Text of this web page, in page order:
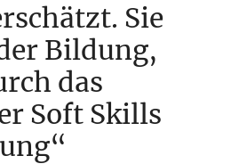
Sie
Bildung,
das
Soft Skills